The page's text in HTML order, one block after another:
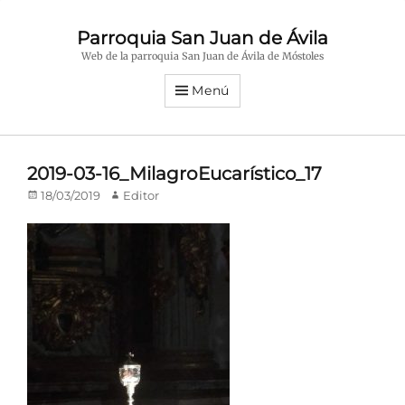
Parroquia San Juan de Ávila
Web de la parroquia San Juan de Ávila de Móstoles
Menú
2019-03-16_MilagroEucarístico_17
Publicado
18/03/2019 Autor
Editor